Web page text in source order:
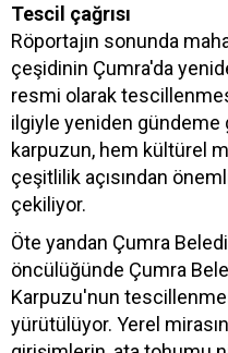
Tescil çağrısı
Röportajın sonunda
çeşidinin Çumra'da
resmi olarak
ilgiyle yeniden gündeme
karpuzun, hem kültürel
çeşitlilik açısından
çekiliyor.
Öte yandan Çumra
öncülüğünde Çumra
Karpuzu'nun
yürütülüyor. Yerel